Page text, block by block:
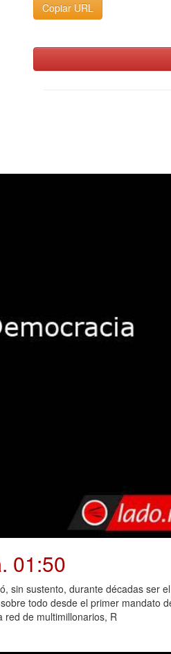
Copiar URL
. 01:50
sin sustento, durante décadas ser
todo desde el primer mandato
red de multimillonarios, R